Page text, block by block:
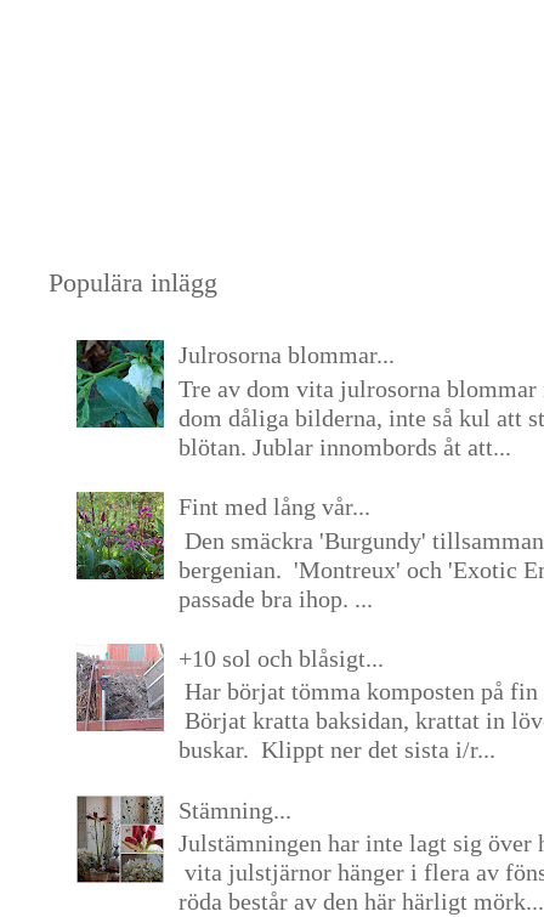
Populära inlägg
Julrosorna blommar...
Tre av dom vita julrosorna blommar
dom dåliga bilderna, inte så kul att
blötan. Jublar innombords åt att...
Fint med lång vår...
Den smäckra 'Burgundy'
bergenian. 'Montreux' och 'Exotic
passade bra ihop. ...
+10 sol och blåsigt...
Har börjat tömma komposten på
Börjat kratta baksidan, krattat in
buskar. Klippt ner det sista i/r...
Stämning...
Julstämningen har inte lagt sig över
vita julstjärnor hänger i flera av
röda består av den här härligt mörk...